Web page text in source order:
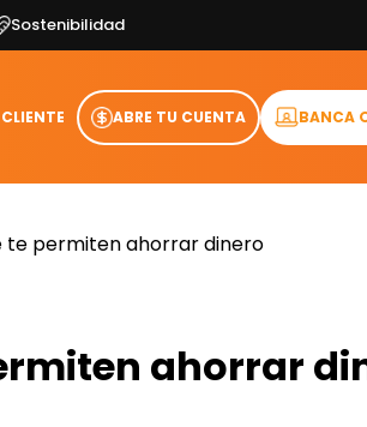
Sostenibilidad
ABRE TU CUENTA BANCA
te permiten ahorrar dinero
ahorrar